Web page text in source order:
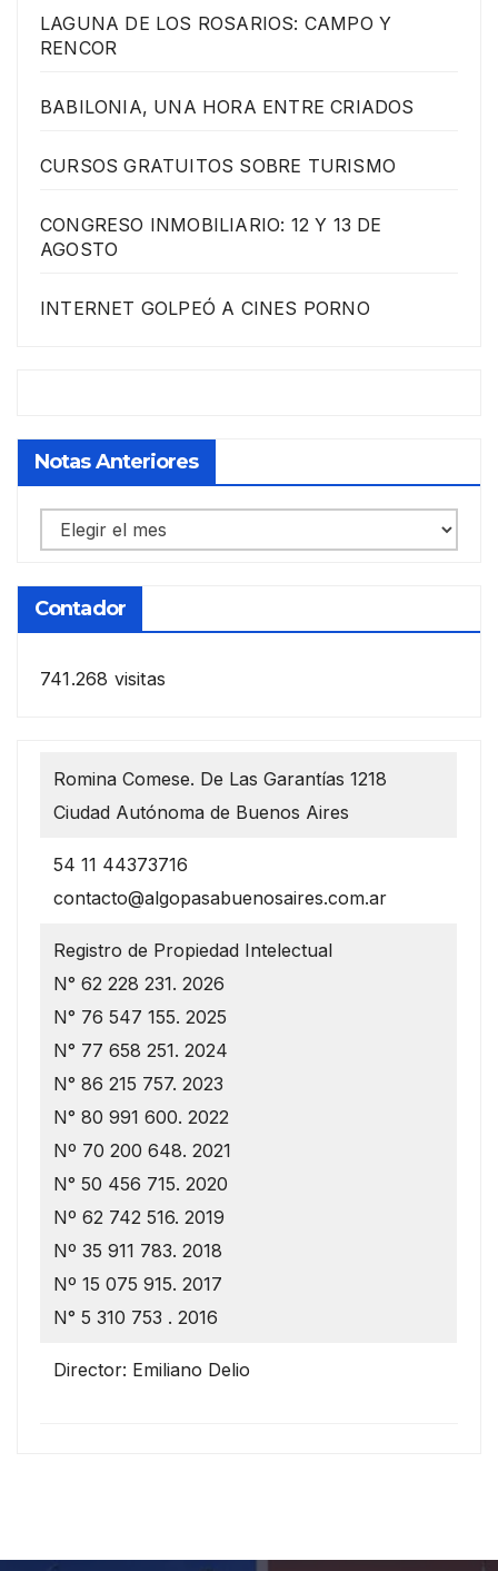
LAGUNA DE LOS ROSARIOS: CAMPO Y
RENCOR
BABILONIA, UNA HORA ENTRE CRIADOS
CURSOS GRATUITOS SOBRE TURISMO
CONGRESO INMOBILIARIO: 12 Y 13 DE
AGOSTO
INTERNET GOLPEÓ A CINES PORNO
Notas Anteriores
Notas
anteriores
Contador
741.268 visitas
Romina Comese. De Las Garantías 1218
Ciudad Autónoma de Buenos Aires
54 11 44373716
contacto@algopasabuenosaires.com.ar
Registro de Propiedad Intelectual
N° 62 228 231. 2026
N° 76 547 155. 2025
N° 77 658 251. 2024
N° 86 215 757. 2023
N° 80 991 600. 2022
Nº 70 200 648. 2021
N° 50 456 715. 2020
Nº 62 742 516. 2019
Nº 35 911 783. 2018
Nº 15 075 915. 2017
N° 5 310 753 . 2016
Director: Emiliano Delio